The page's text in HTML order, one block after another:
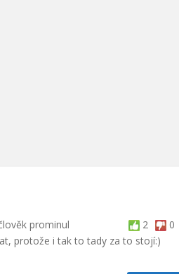
2 0
prominul
protože i tak to tady za to stojí:)